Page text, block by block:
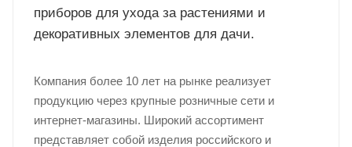
приборов для ухода за растениями и
декоративных элементов для дачи.
Компания более 10 лет на рынке реализует
продукцию через крупные розничные сети и
интернет-магазины. Широкий ассортимент
представляет собой изделия российского и
Добавляйте товары
Оплачивайте сегодня только
25% картой любого банка